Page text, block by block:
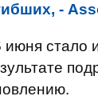
-
стало